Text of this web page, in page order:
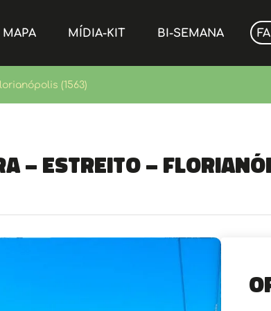
MAPA MÍDIA-KIT BI-SEMANA
(1563)
– Estreito –